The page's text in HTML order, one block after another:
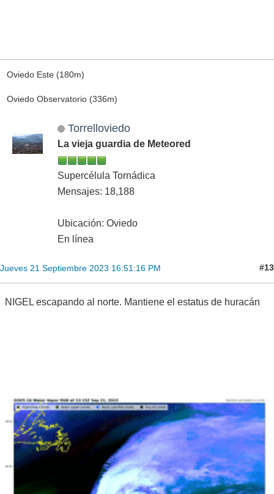
Oviedo Este (180m)
Oviedo Observatorio (336m)
Torrelloviedo
La vieja guardia de Meteored
Supercélula Tornádica
Mensajes: 18,188
Ubicación: Oviedo
En línea
Jueves 21 Septiembre 2023 16:51:16 PM #13
NIGEL escapando al norte. Mantiene el estatus de huracán